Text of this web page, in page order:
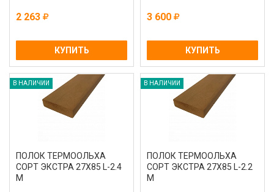
2 263
КУПИТЬ
3 600
КУПИТЬ
В НАЛИЧИИ
ПОЛОК ТЕРМООЛЬХА
СОРТ ЭКСТРА 27Х85 L-2.4
М
В НАЛИЧИИ
ПОЛОК ТЕРМООЛЬХА
СОРТ ЭКСТРА 27Х85 L-2.2
М